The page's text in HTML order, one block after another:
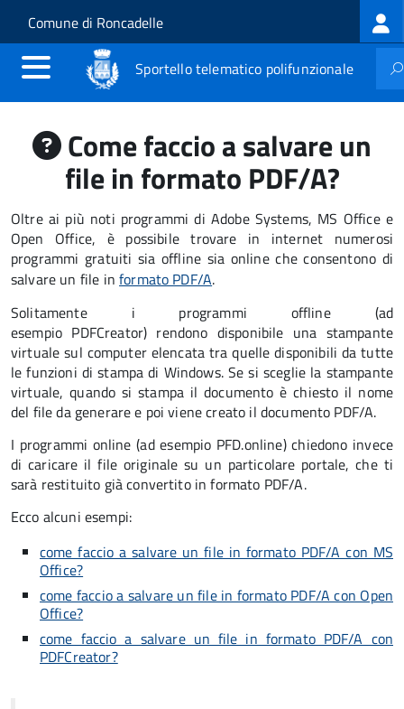
Salta al contenuto principale
Skip to site navigation
Comune di Roncadelle
Sportello telematico polifunzionale
Come faccio a salvare un
file in formato PDF/A?
Oltre ai più noti programmi di Adobe Systems, MS Office e
Open Office, è possibile trovare in internet numerosi
programmi gratuiti sia offline sia online che consentono di
salvare un file informato PDF/A.
Solitamente i programmi offline (ad
esempio PDFCreator) rendono disponibile una stampante
virtuale sul computer elencata tra quelle disponibili da tutte
le funzioni di stampa di Windows. Se si sceglie la stampante
virtuale, quando si stampa il documento è chiesto il nome
del file da generare e poi viene creato il documento PDF/A.
I programmi online (ad esempio PFD.online) chiedono invece
di caricare il file originale su un particolare portale, che ti
sarà restituito già convertito in formato PDF/A.
Ecco alcuni esempi:
come faccio a salvare un file in formato PDF/A con MS
Office?
come faccio a salvare un file in formato PDF/A con Open
Office?
come faccio a salvare un file in formato PDF/A con
PDFCreator?